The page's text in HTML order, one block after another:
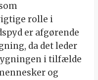
rolle i
er afgørende
da det leder
i tilfælde
og